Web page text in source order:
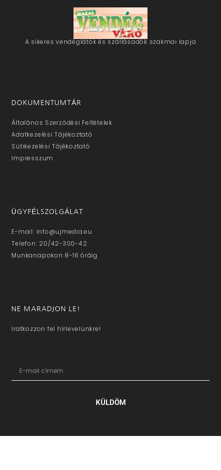
A sikeres vendéglátók és szállásadók szakmai lapja
DOKUMENTUMTÁR
Általános Szerződési Feltételek
Adatkezelési Tájékoztató
Sütikezelési Tájékoztató
Impresszum
ÜGYFÉLSZOLGÁLAT
E-mail: info@ujmedia.eu
Telefon: 20/42-300-42
Munkanapokon 8-16 óráig
NE MARADJON LE!
Iratkozzon fel hírlevelünkre!
KÜLDÖM